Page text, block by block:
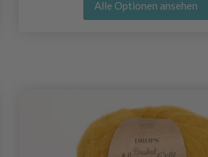
Alle Optionen ansehen